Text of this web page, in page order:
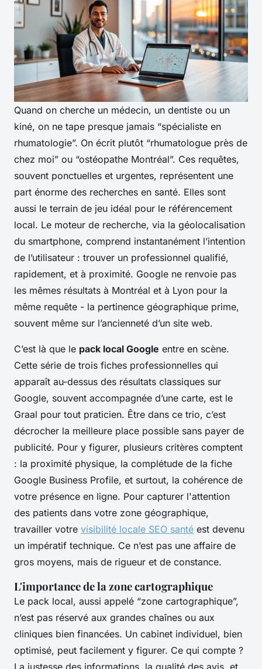
Quand on cherche un médecin, un dentiste ou un
kiné, on ne tape presque jamais “spécialiste en
rhumatologie”. On écrit plutôt “rhumatologue près de
chez moi” ou “ostéopathe Montréal”. Ces requêtes,
souvent ponctuelles et urgentes, représentent une
part énorme des recherches en santé. Elles sont
aussi le terrain de jeu idéal pour le référencement
local. Le moteur de recherche, via la géolocalisation
du smartphone, comprend instantanément l’intention
de l’utilisateur : trouver un professionnel qualifié,
rapidement, et à proximité. Google ne renvoie pas
les mêmes résultats à Montréal et à Lyon pour la
même requête - la pertinence géographique prime,
souvent même sur l’ancienneté d’un site web.
C’est là que le pack local Google entre en scène.
Cette série de trois fiches professionnelles qui
apparaît au-dessus des résultats classiques sur
Google, souvent accompagnée d’une carte, est le
Graal pour tout praticien. Être dans ce trio, c’est
décrocher la meilleure place possible sans payer de
publicité. Pour y figurer, plusieurs critères comptent
: la proximité physique, la complétude de la fiche
Google Business Profile, et surtout, la cohérence de
votre présence en ligne. Pour capturer l'attention
des patients dans votre zone géographique,
travailler votre visibilité locale SEO santé est devenu
un impératif technique. Ce n’est pas une affaire de
gros moyens, mais de rigueur et de constance.
L'importance de la zone cartographique
Le pack local, aussi appelé “zone cartographique”,
n’est pas réservé aux grandes chaînes ou aux
cliniques bien financées. Un cabinet individuel, bien
optimisé, peut facilement y figurer. Ce qui compte ?
La justesse des informations, la qualité des avis, et